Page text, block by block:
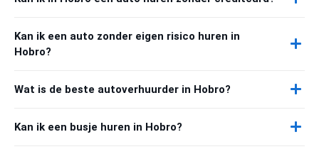
Kan ik een auto zonder eigen risico huren in
Hobro?
Wat is de beste autoverhuurder in Hobro?
Kan ik een busje huren in Hobro?